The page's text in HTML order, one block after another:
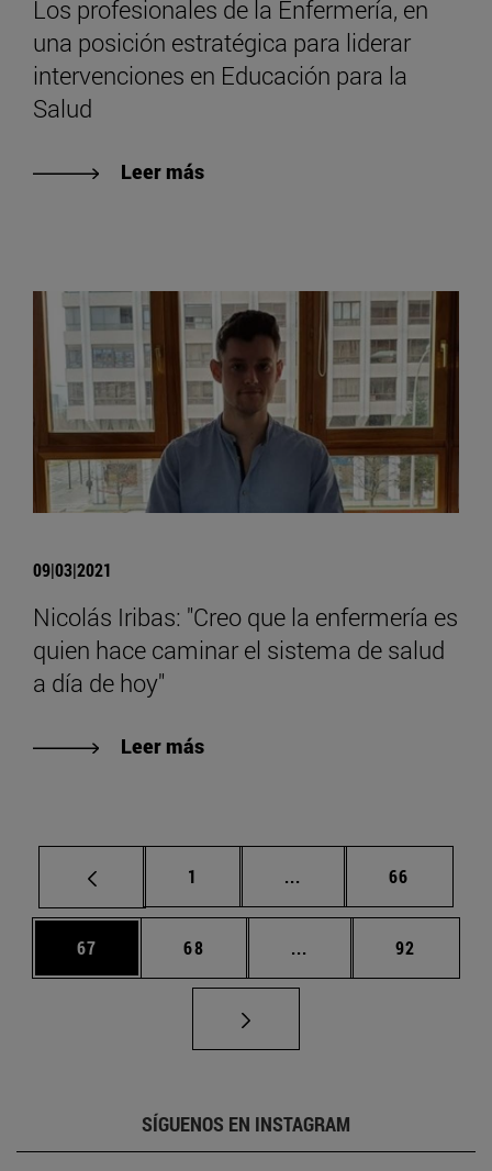
Los profesionales de la Enfermería, en
una posición estratégica para liderar
intervenciones en Educación para la
Salud
Leer más
09|03|2021
Nicolás Iribas: "Creo que la enfermería es
quien hace caminar el sistema de salud
a día de hoy"
Leer más
Página
1 ... Páginas intermedias
Página
66
Página
67 Página
68 ... Páginas intermedias
Página
92
SÍGUENOS EN INSTAGRAM